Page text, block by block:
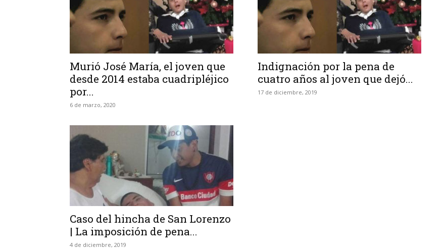
Murió José María, el joven que
desde 2014 estaba cuadripléjico
por...
6 de marzo, 2020
Indignación por la pena de
cuatro años al joven que dejó...
17 de diciembre, 2019
Caso del hincha de San Lorenzo
| La imposición de pena...
4 de diciembre, 2019